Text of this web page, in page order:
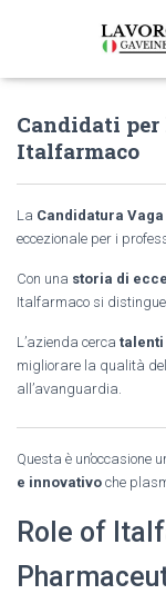
Candidati
Italfarmaco
La Candidatura Vaga
eccezionale per i
Con una storia di
Italfarmaco si distingue
L’azienda cerca talenti
migliorare la qualità
all’avanguardia.
Questa è
e innovativo che
Role of